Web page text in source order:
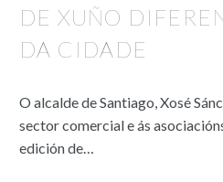
DE XUÑO
DA CIDADE
O alcalde de Santiago, Xosé
sector comercial e ás
edición de…